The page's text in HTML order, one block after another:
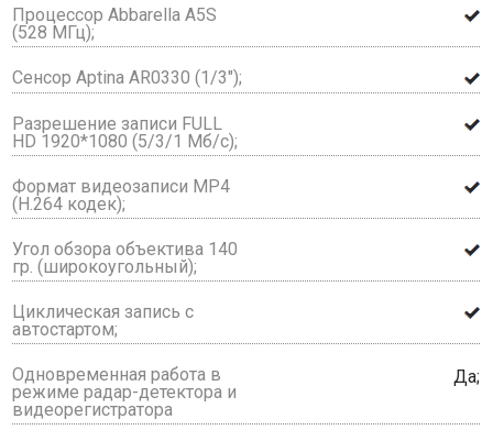
Процессор Abbarella A5S
(528 МГц);
Сенсор Aptina AR0330 (1/3");
Разрешение записи FULL
HD 1920*1080 (5/3/1 Mб/с);
Формат видеозаписи МР4
(Н.264 кодек);
Угол обзора объектива 140
гр. (широкоугольный);
Циклическая запись с
автостартом;
Одновременная работа в
режиме радар-детектора и
видеорегистратора
Да;